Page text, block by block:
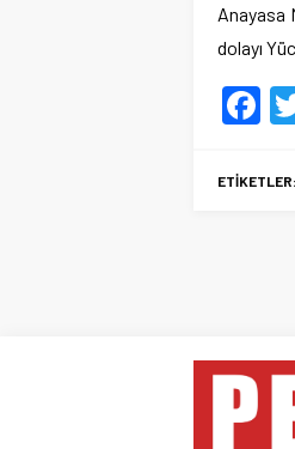
Anayasa
dolayı
ETİKETLER: